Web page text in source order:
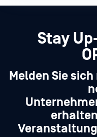
Stay
Melden Sie